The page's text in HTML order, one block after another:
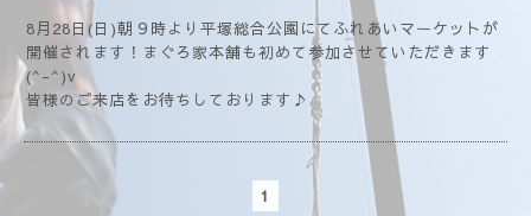
8月28日(日)朝９時より平塚総合公園にてふれあいマーケットが
開催されます！まぐろ家本舗も初めて参加させていただきます
(^-^)v
皆様のご来店をお待ちしております♪
1